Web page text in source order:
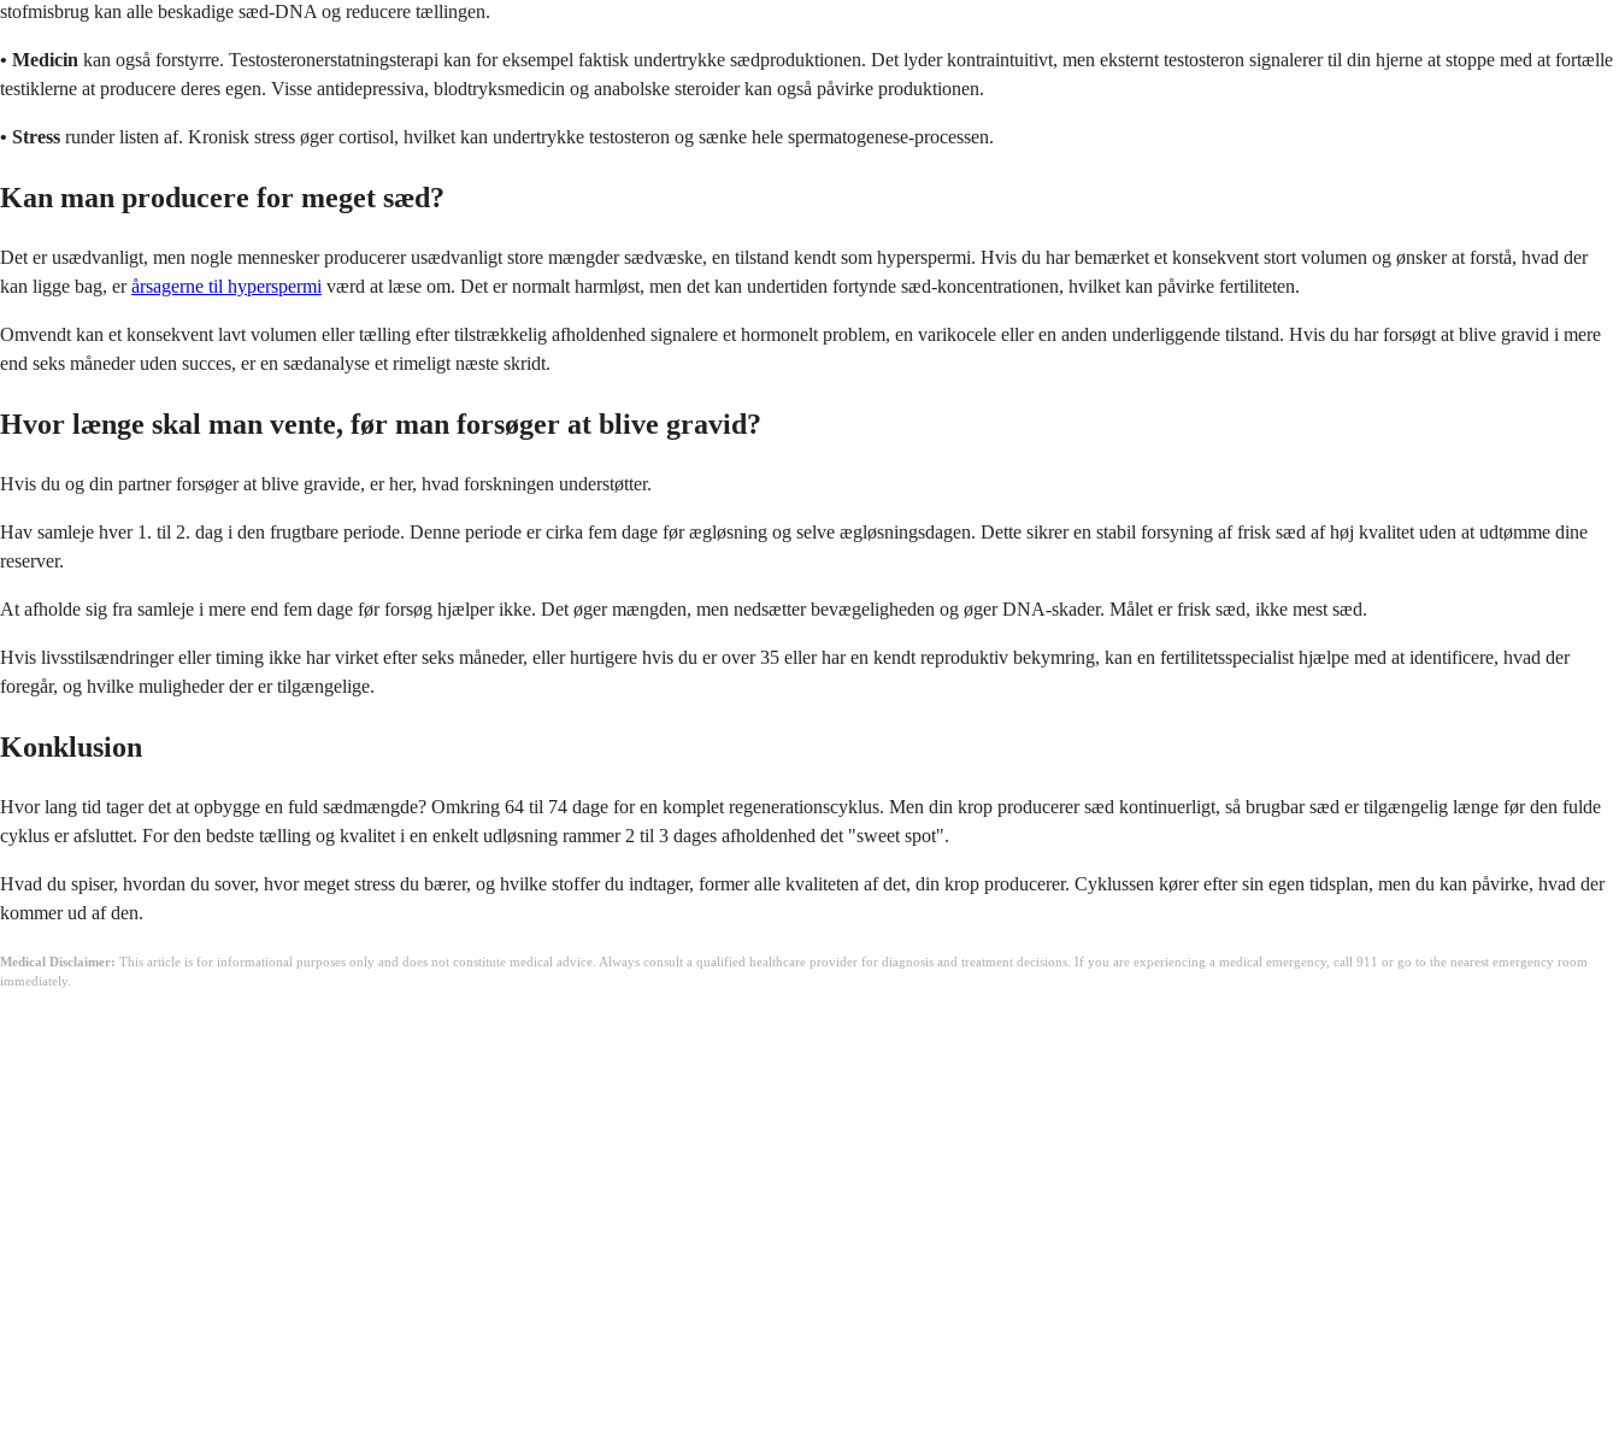
stofmisbrug kan alle beskadige sæd-DNA og reducere tællingen.
• Medicin kan også forstyrre. Testosteronerstatningsterapi kan for eksempel faktisk undertrykke sædproduktionen. Det lyder kontraintuitivt, men eksternt testosteron signalerer til din hjerne at stoppe med at fortælle
testiklerne at producere deres egen. Visse antidepressiva, blodtryksmedicin og anabolske steroider kan også påvirke produktionen.
• Stress runder listen af. Kronisk stress øger cortisol, hvilket kan undertrykke testosteron og sænke hele spermatogenese-processen.
Kan man producere for meget sæd?
Det er usædvanligt, men nogle mennesker producerer usædvanligt store mængder sædvæske, en tilstand kendt som hyperspermi. Hvis du har bemærket et konsekvent stort volumen og ønsker at forstå, hvad der
kan ligge bag, erårsagerne til hyperspermi værd at læse om. Det er normalt harmløst, men det kan undertiden fortynde sæd-koncentrationen, hvilket kan påvirke fertiliteten.
Omvendt kan et konsekvent lavt volumen eller tælling efter tilstrækkelig afholdenhed signalere et hormonelt problem, en varikocele eller en anden underliggende tilstand. Hvis du har forsøgt at blive gravid i mere
end seks måneder uden succes, er en sædanalyse et rimeligt næste skridt.
Hvor længe skal man vente, før man forsøger at blive gravid?
Hvis du og din partner forsøger at blive gravide, er her, hvad forskningen understøtter.
Hav samleje hver 1. til 2. dag i den frugtbare periode. Denne periode er cirka fem dage før ægløsning og selve ægløsningsdagen. Dette sikrer en stabil forsyning af frisk sæd af høj kvalitet uden at udtømme dine
reserver.
At afholde sig fra samleje i mere end fem dage før forsøg hjælper ikke. Det øger mængden, men nedsætter bevægeligheden og øger DNA-skader. Målet er frisk sæd, ikke mest sæd.
Hvis livsstilsændringer eller timing ikke har virket efter seks måneder, eller hurtigere hvis du er over 35 eller har en kendt reproduktiv bekymring, kan en fertilitetsspecialist hjælpe med at identificere, hvad der
foregår, og hvilke muligheder der er tilgængelige.
Konklusion
Hvor lang tid tager det at opbygge en fuld sædmængde? Omkring 64 til 74 dage for en komplet regenerationscyklus. Men din krop producerer sæd kontinuerligt, så brugbar sæd er tilgængelig længe før den fulde
cyklus er afsluttet. For den bedste tælling og kvalitet i en enkelt udløsning rammer 2 til 3 dages afholdenhed det "sweet spot".
Hvad du spiser, hvordan du sover, hvor meget stress du bærer, og hvilke stoffer du indtager, former alle kvaliteten af det, din krop producerer. Cyklussen kører efter sin egen tidsplan, men du kan påvirke, hvad der
kommer ud af den.
Medical Disclaimer: This article is for informational purposes only and does not constitute medical advice. Always consult a qualified healthcare provider for diagnosis and treatment decisions. If you are experiencing a medical emergency, call 911 or go to the nearest emergency room
immediately.